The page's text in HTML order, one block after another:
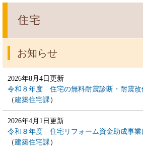
住宅
お知らせ
2026年8月4日更新
令和８年度 住宅の無料耐震診断・耐震改
建築住宅課
2026年4月1日更新
令和８年度 住宅リフォーム資金助成事業
建築住宅課